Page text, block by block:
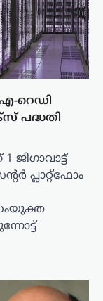
റെഡി
പദ്ധതി
ജിഗാവാട്ട്
പ്ലാറ്റ്‌ഫോം